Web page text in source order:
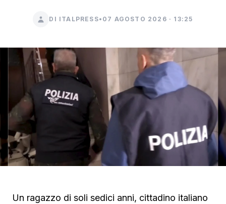
DI ITALPRESS• 07 AGOSTO 2026 · 13:25
Un ragazzo di soli sedici anni, cittadino italiano